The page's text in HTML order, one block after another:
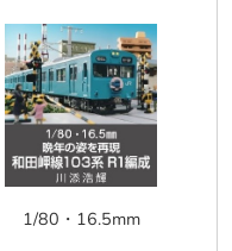
1/80・16.5mm